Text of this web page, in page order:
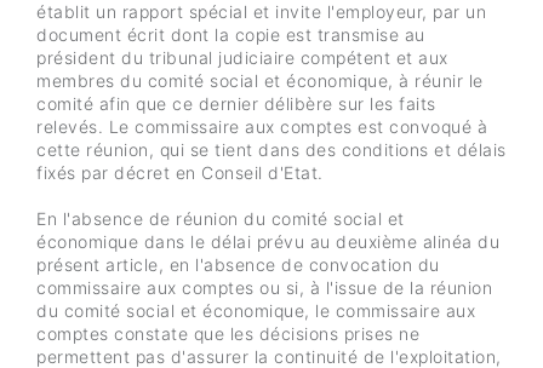
établit un rapport spécial et invite l'employeur, par un
document écrit dont la copie est transmise au
président du tribunal judiciaire compétent et aux
membres du comité social et économique, à réunir le
comité afin que ce dernier délibère sur les faits
relevés. Le commissaire aux comptes est convoqué à
cette réunion, qui se tient dans des conditions et délais
fixés par décret en Conseil d'Etat.
En l'absence de réunion du comité social et
économique dans le délai prévu au deuxième alinéa du
présent article, en l'absence de convocation du
commissaire aux comptes ou si, à l'issue de la réunion
du comité social et économique, le commissaire aux
comptes constate que les décisions prises ne
permettent pas d'assurer la continuité de l'exploitation,